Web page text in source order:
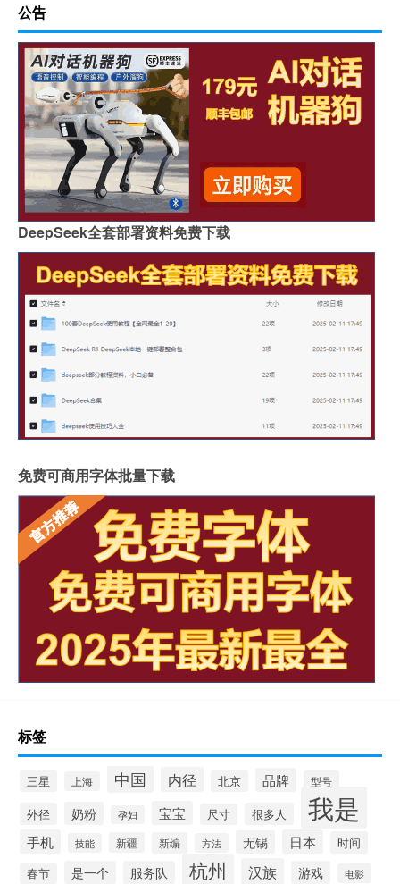
公告
DeepSeek全套部署资料免费下载
免费可商用字体批量下载
标签
三星 上海 中国 内径 北京 品牌 型号
外径 奶粉 孕妇 宝宝 尺寸 很多人 我是
手机 技能 新疆 新编 方法 无锡 日本 时间
春节 是一个 服务队 杭州 汉族 游戏 电影